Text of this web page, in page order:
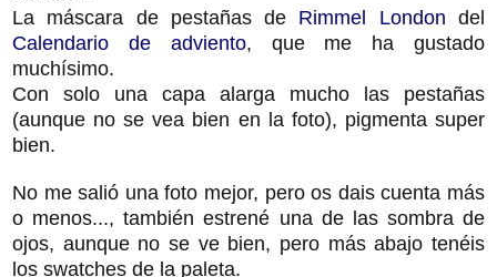
La máscara de pestañas de Rimmel London del
Calendario de adviento, que me ha gustado
muchísimo.
Con solo una capa alarga mucho las pestañas
(aunque no se vea bien en la foto), pigmenta super
bien.
No me salió una foto mejor, pero os dais cuenta más
o menos..., también estrené una de las sombra de
ojos, aunque no se ve bien, pero más abajo tenéis
los swatches de la paleta.